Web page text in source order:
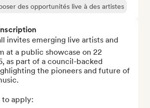
des opportunités live à des artistes
invites emerging live artists and
at a public showcase on 22
as part of a council-backed
the pioneers and future of
apply: